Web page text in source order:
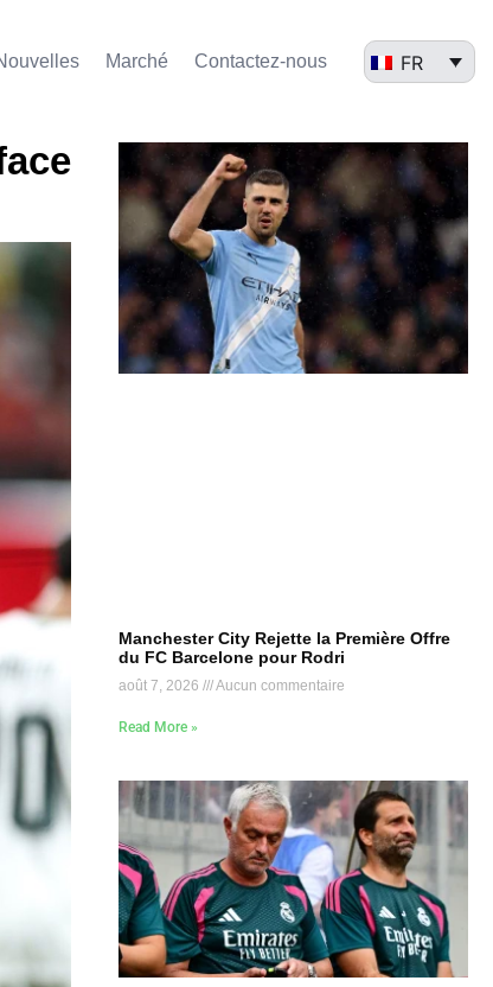
Marché​ Contactez-nous FR
Manchester City Rejette la Première Offre
du FC Barcelone pour Rodri
août 7, 2026 Aucun commentaire
Read More »